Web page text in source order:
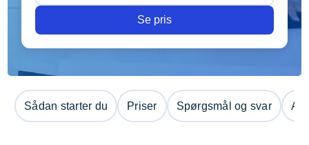
Se pris
Sådan starter du Priser Spørgsmål og svar